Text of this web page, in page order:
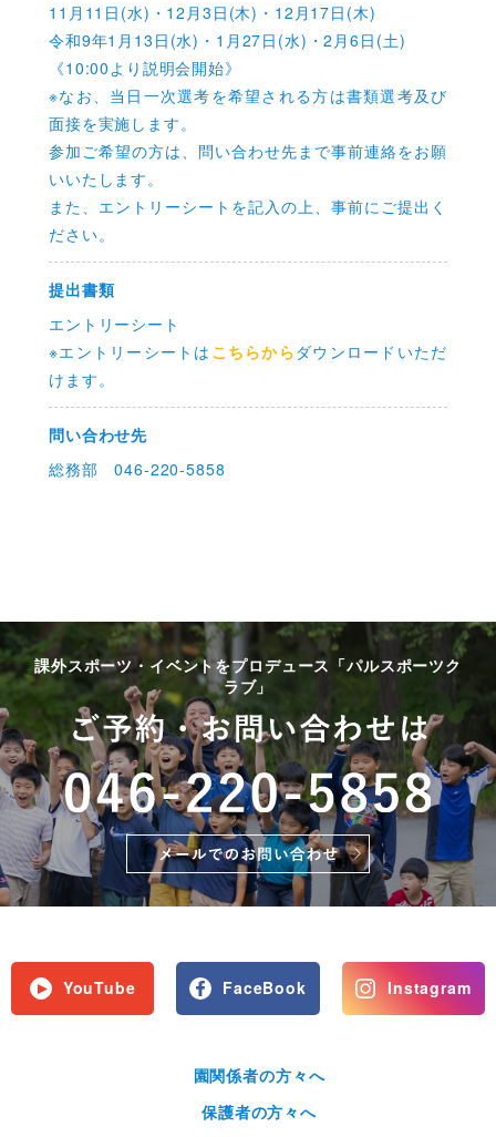
11月11日(水)・12月3日(木)・12月17日(木)
令和9年1月13日(水)・1月27日(水)・2月6日(土)
《10:00より説明会開始》
※なお、当日一次選考を希望される方は書類選考及び
面接を実施します。
参加ご希望の方は、問い合わせ先まで事前連絡をお願
いいたします。
また、エントリーシートを記入の上、事前にご提出く
ださい。
提出書類
エントリーシート
※エントリーシートは こちらから ダウンロードいただ
けます。
問い合わせ先
総務部046-220-5858
課外スポーツ・イベントをプロデュース「パルスポーツク
ラブ」
YouTube FaceBook Instagram
園関係者の方々へ
保護者の方々へ